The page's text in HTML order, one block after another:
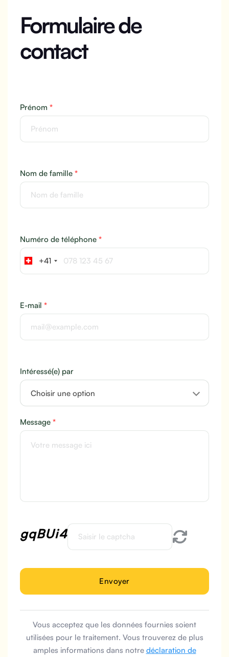
Formulaire de
contact
Prénom *
Nom de famille *
Numéro de téléphone *
+41
E-mail *
Intéressé(e) par
Choisir une option
Message *
gqBUi4
Vous acceptez que les données fournies soient
utilisées pour le traitement. Vous trouverez de plus
amples informations dans notre déclaration de